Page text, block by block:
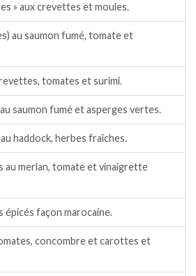
» aux crevettes et moules.
au saumon fumé, tomate et
tomates et surimi.
saumon fumé et asperges vertes.
haddock, herbes fraîches.
au merlan, tomate et vinaigrette
épicés façon marocaine.
concombre et carottes et